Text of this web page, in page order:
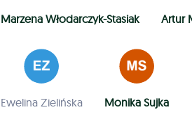
Marzena Włodarczyk-Stasiak Artur
Ewelina Zielińska Monika Sujka